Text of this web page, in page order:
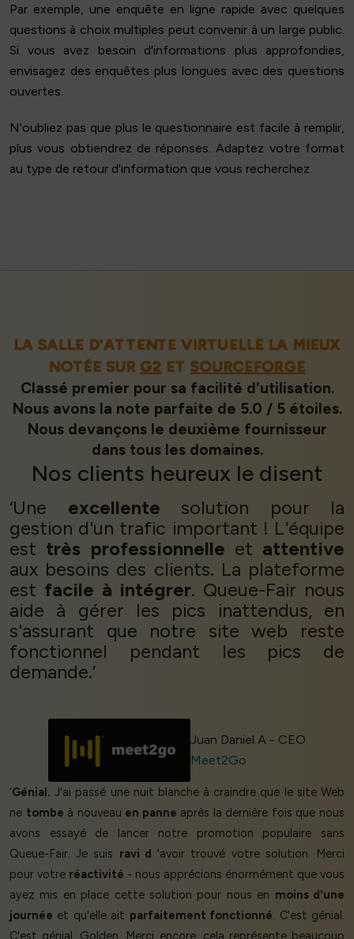
Par exemple, une enquête en ligne rapide avec quelques
questions à choix multiples peut convenir à un large public.
Si vous avez besoin d'informations plus approfondies,
envisagez des enquêtes plus longues avec des questions
ouvertes.
N'oubliez pas que plus le questionnaire est facile à remplir,
plus vous obtiendrez de réponses. Adaptez votre format
au type de retour d'information que vous recherchez.
LA SALLE D'ATTENTE VIRTUELLE LA MIEUX
NOTÉE SUR G2 ET SOURCEFORGE
Classé premier pour sa facilité d'utilisation.
Nous avons la note parfaite de 5.0 / 5 étoiles.
Nous devançons le deuxième fournisseur
dans tous les domaines.
Nos clients heureux le disent
‘Une excellente solution pour la
gestion d'un trafic important ! L'équipe
est très professionnelle et attentive
aux besoins des clients. La plateforme
est facile à intégrer. Queue-Fair nous
aide à gérer les pics inattendus, en
s'assurant que notre site web reste
fonctionnel pendant les pics de
demande.’
Juan Daniel A - CEO
Meet2Go
‘Génial. J'ai passé une nuit blanche à craindre que le site Web
ne tombe à nouveau en panne après la dernière fois que nous
avons essayé de lancer notre promotion populaire sans
Queue-Fair. Je suis ravi d
'avoir trouvé votre solution. Merci
pour votre réactivité - nous apprécions énormément que vous
ayez mis en place cette solution pour nous en moins d'une
journée et qu'elle ait parfaitement fonctionné. C'est génial.
C'est génial. Golden. Merci encore, cela représente beaucoup